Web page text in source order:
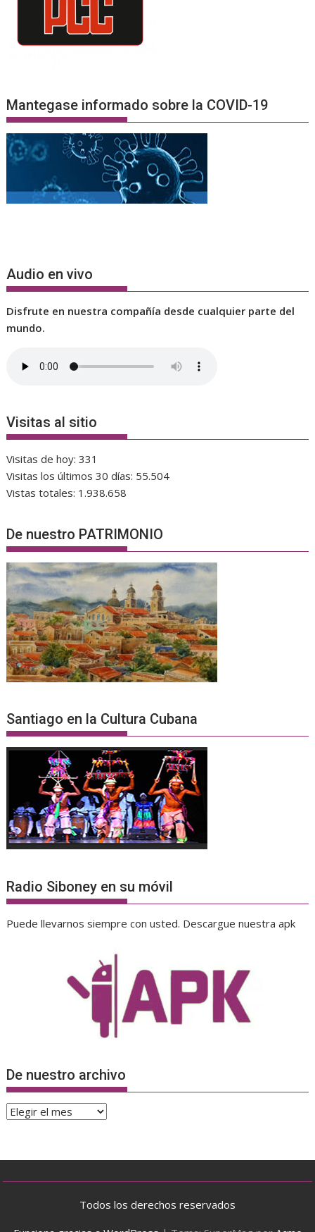
Mantegase informado sobre la COVID-19
Audio en vivo
Disfrute en nuestra compañía desde cualquier parte del
mundo.
Visitas al sitio
Visitas de hoy:331
Visitas los últimos 30 días: 55.504
Vistas totales: 1.938.658
De nuestro PATRIMONIO
Santiago en la Cultura Cubana
Radio Siboney en su móvil
Puede llevarnos siempre con usted. Descargue nuestra apk
De nuestro archivo
De
Todos los derechos reservados